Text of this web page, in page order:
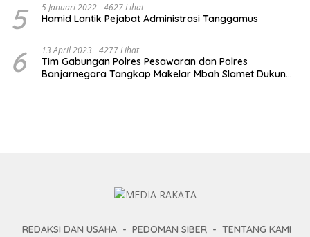
5 5 Januari 2022 4627 Lihat
Hamid Lantik Pejabat Administrasi Tanggamus
6 13 April 2023 4277 Lihat
Tim Gabungan Polres Pesawaran dan Polres
Banjarnegara Tangkap Makelar Mbah Slamet Dukun
REDAKSI DAN USAHA PEDOMAN SIBER TENTANG KAMI